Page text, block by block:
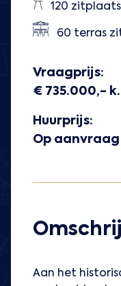
120
60 terras
Vraagprijs:
€ 735.000,-
Huurprijs:
Op aanvraag
Aan het